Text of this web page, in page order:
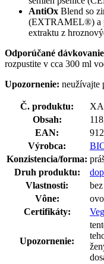
AntiOx Blend so
(EXTRAMEL®) a
extraktu z
Odporúčané
rozpustite v cca 300 ml
Upozornenie: neužívajte
Č. produktu:
Obsah:
EAN:
Výrobca:
Konzistencia/forma:
Druh produktu:
Vlastnosti:
Vône:
Certifikáty:
Upozornenie: